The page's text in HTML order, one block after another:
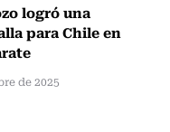
logró una
para Chile en
de 2025